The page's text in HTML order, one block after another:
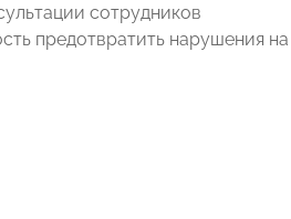
сотрудников
предотвратить нарушения